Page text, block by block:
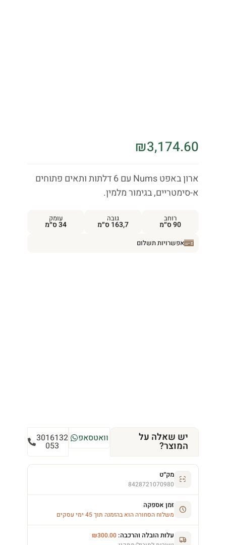
₪3,174.60
ארון באפט Nums עם 6 דלתות ותאים פתוחים
א-סימטריים, בגימור מלמין.
רוחב
90 ס״מ
גובה
163,7 ס״מ
עומק
34 ס״מ
אפשרויות תשלום
יש שאלה על
המוצר?
וואטסאפ 3016132
053
מק״ט
8428721070980
זמן אספקה
משלוח הסחורה הוא בהזמנה תוך 45 ימי עסקים
עלות הובלה והרכבה: ₪300.00